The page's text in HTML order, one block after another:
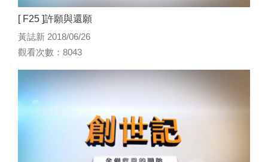
[ F25 ]許願與還願
黃誌新 2018/06/26
觀看次數：8043